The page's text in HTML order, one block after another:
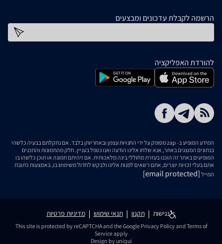
הרשמה לקבלת עדכונים ומבצעים
להורדת האפליקציה
המידע המופיע ב- zap מסופק על ידי החנויות עצמן ובאחריותן בלבד. אם נתקלתם בבעיה כלשהי
בנתונים המוצגים באתר, אנא שלחו אלינו הודעה ואנו נטפל בעניין. חלק מהתמונות והתכנים
המופיעים באתר זה הוכנו בעזרת מחוללי בינה מלאכותית. אם זיהיתם תמונה או תוכן כלשהו בו
אתם בעלי זכויות יוצרים, אתם רשאים לפנות אלינו ולבקש לחדול משימוש בו, באמצעות כתובת
המייל [email protected]
נגישות תקנון תנאי שימוש מדיניות פרטיות
This site is protected by reCAPTCHA and the Google Privacy Policyand Terms of
Serviceapply
Design by uniqui